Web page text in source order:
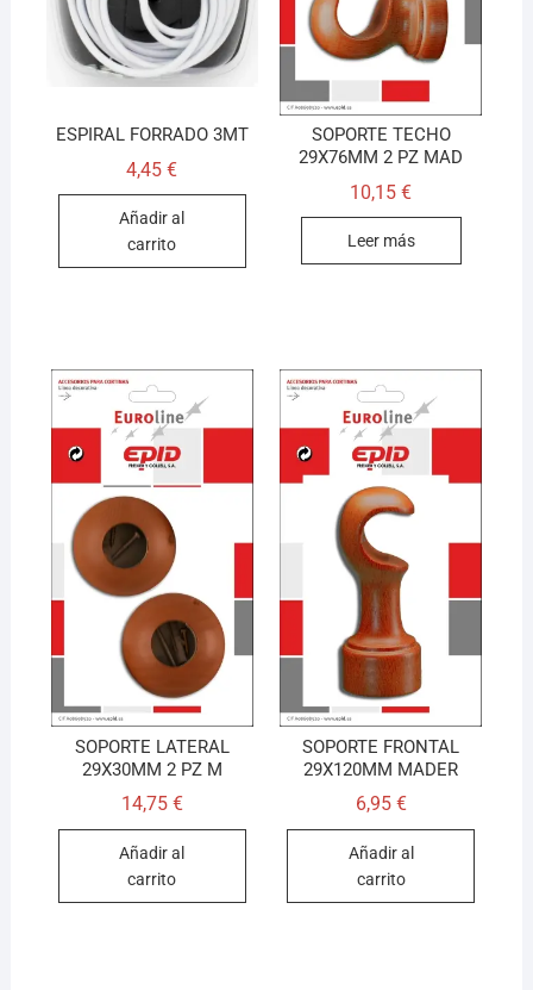
ESPIRAL FORRADO 3MT
4,45€
Añadir al
carrito
SOPORTE TECHO
29X76MM 2 PZ MAD
10,15€
Leer más
SOPORTE LATERAL
29X30MM 2 PZ M
14,75 €
Añadir al
carrito
SOPORTE FRONTAL
29X120MM MADER
6,95 €
Añadir al
carrito